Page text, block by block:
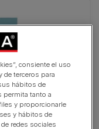
consiente el uso
de terceros para
hábitos de
permita tanto a
y proporcionarle
y hábitos de
redes sociales